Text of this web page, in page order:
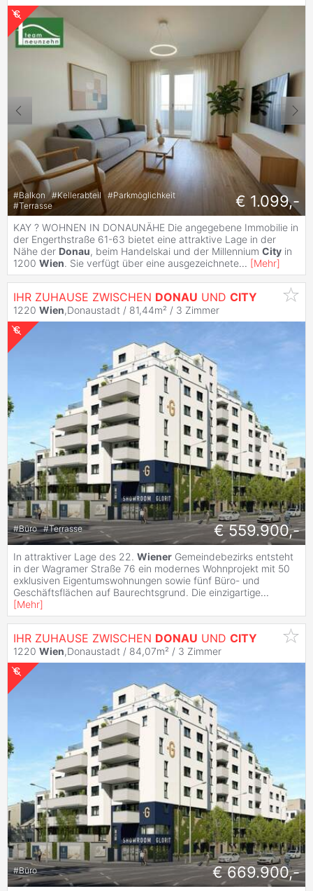
#Balkon #Kellerabteil #Parkmöglichkeit
#Terrasse € 1.099,-
KAY ? WOHNEN IN DONAUNÄHE Die angegebene Immobilie in
der Engerthstraße 61-63 bietet eine attraktive Lage in der
Nähe der Donau, beim Handelskai und der Millennium City in
1200 Wien. Sie verfügt über eine ausgezeichnete... [Mehr]
IHR ZUHAUSE ZWISCHEN DONAU UND CITY
1220 Wien,Donaustadt / 81,44m² / 3 Zimmer
#Büro #Terrasse € 559.900,-
In attraktiver Lage des 22. Wiener Gemeindebezirks entsteht
in der Wagramer Straße 76 ein modernes Wohnprojekt mit 50
exklusiven Eigentumswohnungen sowie fünf Büro- und
Geschäftsflächen auf Baurechtsgrund. Die einzigartige...
[Mehr]
IHR ZUHAUSE ZWISCHEN DONAU UND CITY
1220 Wien,Donaustadt / 84,07m² / 3 Zimmer
#Büro € 669.900,-